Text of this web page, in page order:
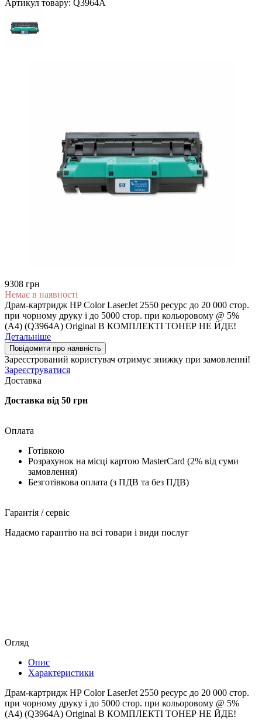
Артикул товару: Q3964A
9308 грн
Немає в наявності
Драм-картридж HP Color LaserJet 2550 ресурс до 20 000 стор.
при чорному друку і до 5000 стор. при кольоровому @ 5%
(A4) (Q3964A) Original В КОМПЛЕКТІ ТОНЕР НЕ ЙДЕ!
Детальніше
Повідомити про наявність
Зареєстрований користувач отримує знижку при замовленні!
Зареєструватися
Доставка
Доставка від 50 грн
Оплата
Готівкою
Розрахунок на місці картою MasterCard (2% від суми
замовлення)
Безготівкова оплата (з ПДВ та без ПДВ)
Гарантія / сервіс
Надаємо гарантію на всі товари і види послуг
Огляд
Опис
Характеристики
Драм-картридж HP Color LaserJet 2550 ресурс до 20 000 стор.
при чорному друку і до 5000 стор. при кольоровому @ 5%
(A4) (Q3964A) Original В КОМПЛЕКТІ ТОНЕР НЕ ЙДЕ!